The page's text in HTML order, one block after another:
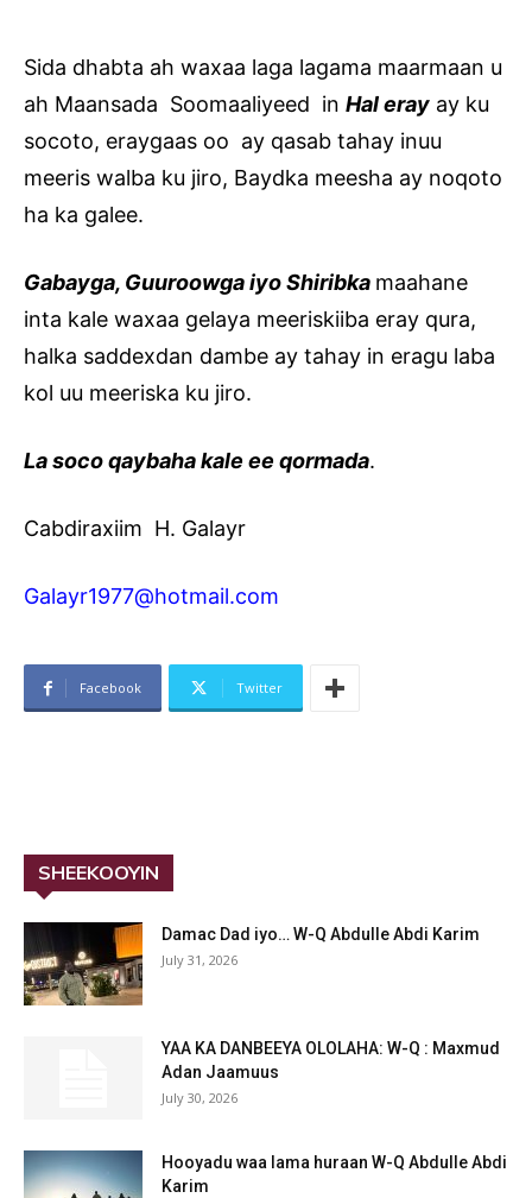
Sida dhabta ah waxaa laga lagama maarmaan u
ah Maansada Soomaaliyeed in Hal eray ay ku
socoto, eraygaas oo ay qasab tahay inuu
meeris walba ku jiro, Baydka meesha ay noqoto
ha ka galee.
Gabayga, Guuroowga iyo Shiribka maahane
inta kale waxaa gelaya meeriskiiba eray qura,
halka saddexdan dambe ay tahay in eragu laba
kol uu meeriska ku jiro.
La soco qaybaha kale ee qormada.
Cabdiraxiim H. Galayr
Galayr1977@hotmail.com
Facebook Twitter
SHEEKOOYIN
Damac Dad iyo… W-Q Abdulle Abdi Karim
July 31, 2026
YAA KA DANBEEYA OLOLAHA: W-Q : Maxmud
Adan Jaamuus
July 30, 2026
Hooyadu waa lama huraan W-Q Abdulle Abdi
Karim